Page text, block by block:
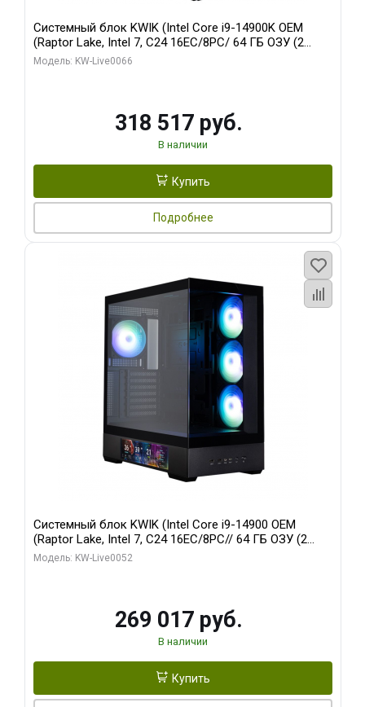
Системный блок KWIK (Intel Core i9-14900K OEM
(Raptor Lake, Intel 7, C24 16EC/8PC/ 64 ГБ ОЗУ (2
модуля)/ Gigabyte RTX5080 XTREME WATERFORCE
Модель: KW-Live0066
318 517 руб.
В наличии
Купить
Подробнее
Системный блок KWIK (Intel Core i9-14900 OEM
(Raptor Lake, Intel 7, C24 16EC/8PC// 64 ГБ ОЗУ (2
модуля)/ Palit RTX5080 GAMINGPRO OC 16GB GDDR7
Модель: KW-Live0052
269 017 руб.
В наличии
Купить